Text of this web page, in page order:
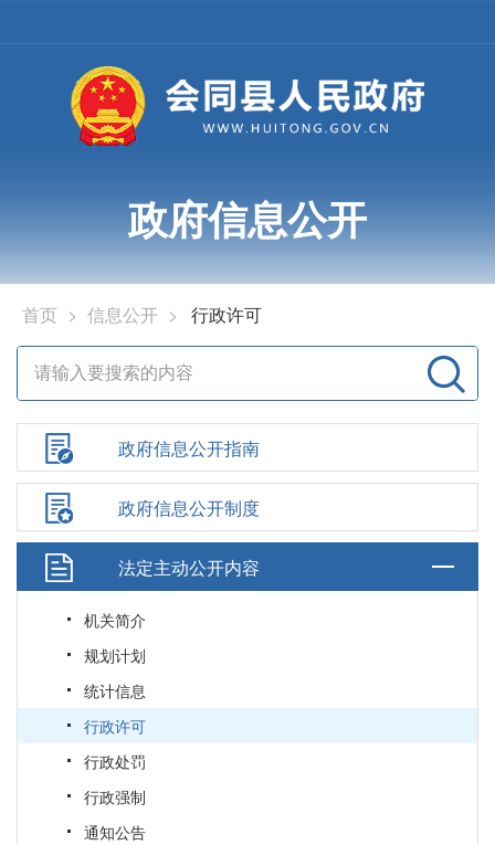
政府信息公开
首页 > 信息公开 > 行政许可
政府信息公开指南
政府信息公开制度
法定主动公开内容
机关简介
规划计划
统计信息
行政许可
行政处罚
行政强制
通知公告